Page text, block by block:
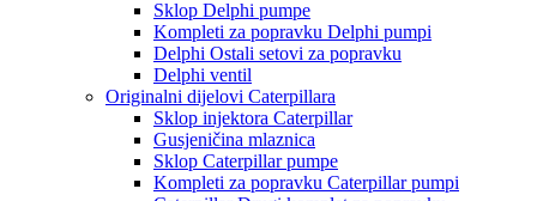
Sklop Delphi pumpe
Kompleti za popravku Delphi pumpi
Delphi Ostali setovi za popravku
Delphi ventil
Originalni dijelovi Caterpillara
Sklop injektora Caterpillar
Gusjeničina mlaznica
Sklop Caterpillar pumpe
Kompleti za popravku Caterpillar pumpi